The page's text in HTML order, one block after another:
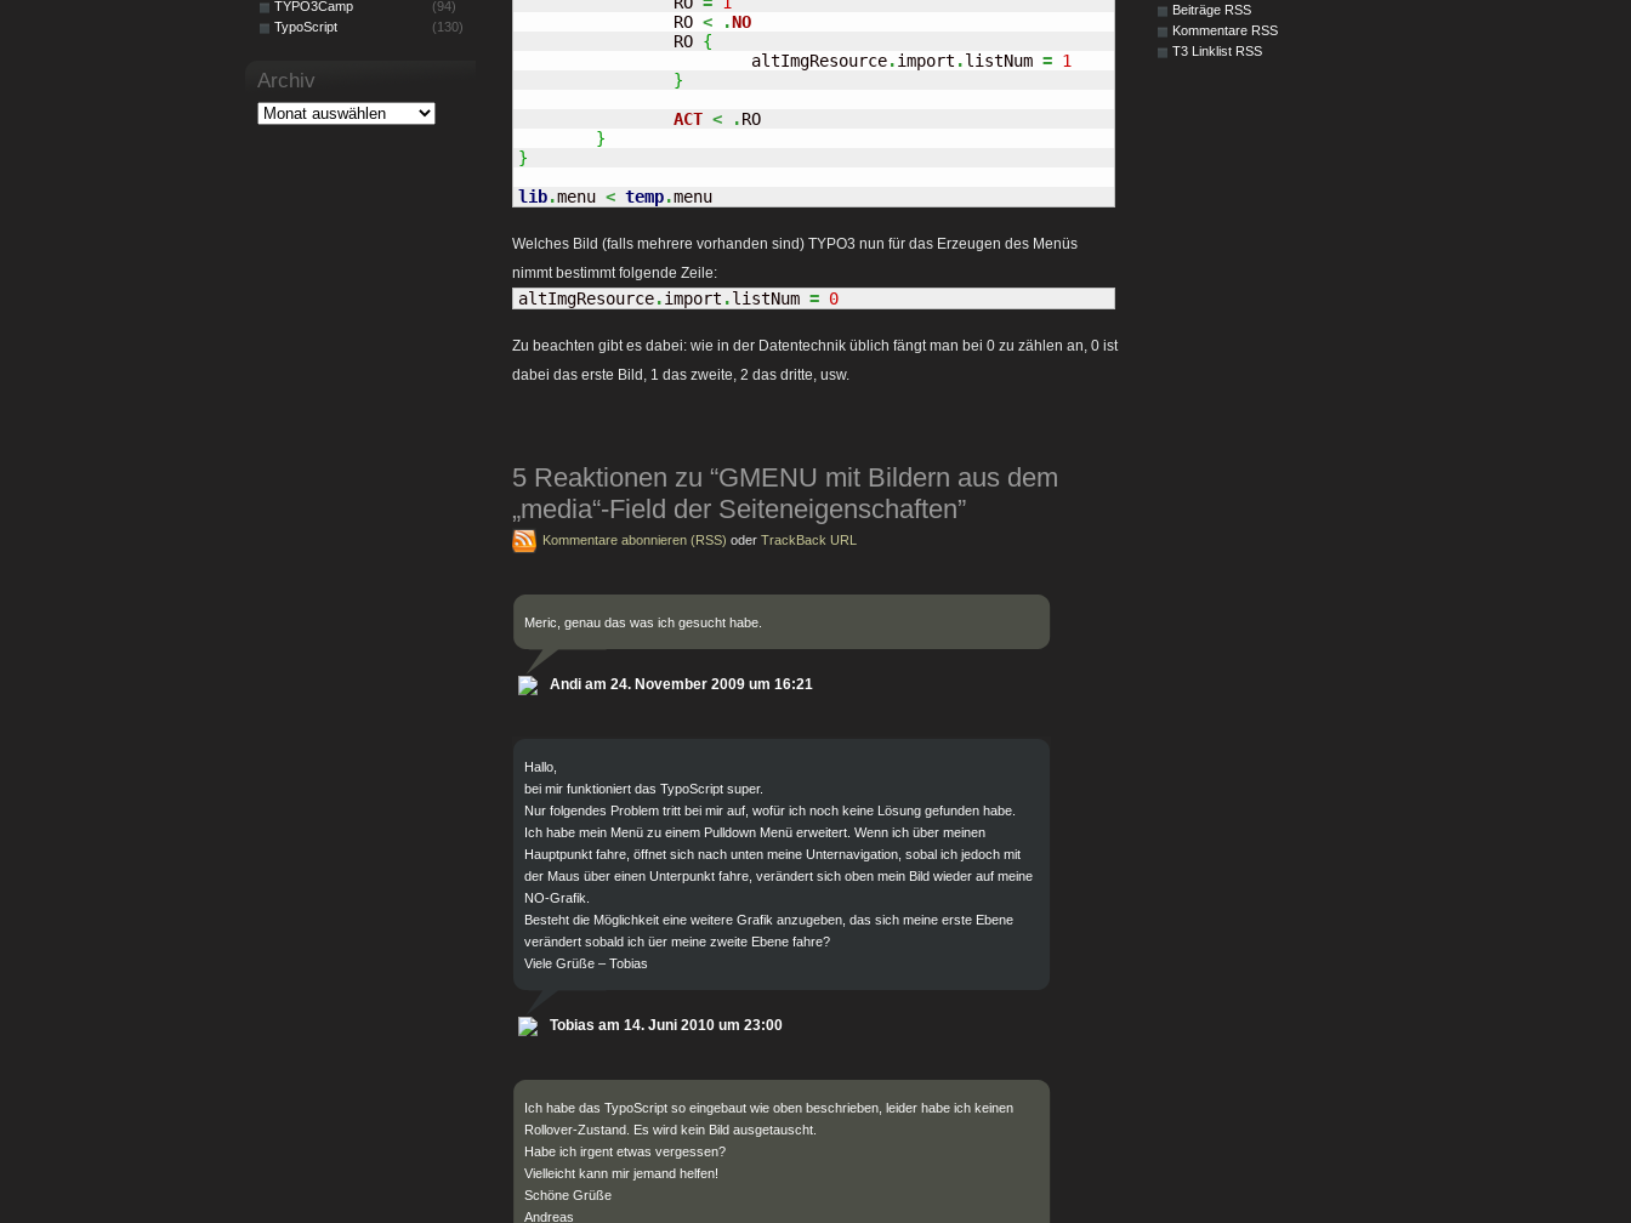
		RO
< .NO
		RO
{
			altImgResource
.import .listNum = 1
}
ACT < .RO
}
}
lib.menu < temp.menu
Welches Bild (falls mehrere vorhanden sind) TYPO3 nun für das Erzeugen des Menüs
nimmt bestimmt folgende Zeile:
altImgResource.import .listNum = 0
Zu beachten gibt es dabei: wie in der Datentechnik üblich fängt man bei 0 zu zählen an, 0 ist
dabei das erste Bild, 1 das zweite, 2 das dritte, usw.
5 Reaktionen zu “GMENU mit Bildern aus dem
„media“-Field der Seiteneigenschaften”
Kommentare abonnieren (RSS) oder TrackBack URL
Meric, genau das was ich gesucht habe.
Andi am 24. November 2009 um 16:21
Hallo,
bei mir funktioniert das TypoScript super.
Nur folgendes Problem tritt bei mir auf, wofür ich noch keine Lösung gefunden habe.
Ich habe mein Menü zu einem Pulldown Menü erweitert. Wenn ich über meinen
Hauptpunkt fahre, öffnet sich nach unten meine Unternavigation, sobal ich jedoch mit
der Maus über einen Unterpunkt fahre, verändert sich oben mein Bild wieder auf meine
NO-Grafik.
Besteht die Möglichkeit eine weitere Grafik anzugeben, das sich meine erste Ebene
verändert sobald ich üer meine zweite Ebene fahre?
Viele Grüße – Tobias
Tobias am 14. Juni 2010 um 23:00
Ich habe das TypoScript so eingebaut wie oben beschrieben, leider habe ich keinen
Rollover-Zustand. Es wird kein Bild ausgetauscht.
Habe ich irgent etwas vergessen?
Vielleicht kann mir jemand helfen!
Schöne Grüße
Andreas
Beiträge RSS
Kommentare RSS
T3 Linklist RSS
TYPO3Camp
(94)
TypoScript
(130)
Archiv